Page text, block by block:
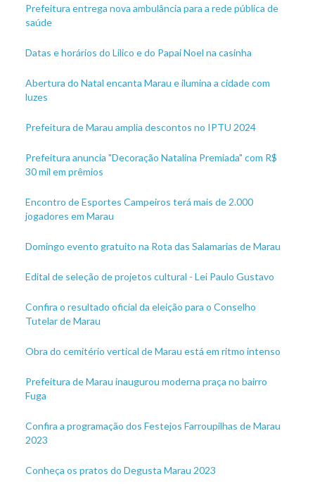
Prefeitura entrega nova ambulância para a rede pública de
saúde
Datas e horários do Lilico e do Papai Noel na casinha
Abertura do Natal encanta Marau e ilumina a cidade com
luzes
Prefeitura de Marau amplia descontos no IPTU 2024
Prefeitura anuncia "Decoração Natalina Premiada" com R$
30 mil em prêmios
Encontro de Esportes Campeiros terá mais de 2.000
jogadores em Marau
Domingo evento gratuito na Rota das Salamarias de Marau
Edital de seleção de projetos cultural - Lei Paulo Gustavo
Confira o resultado oficial da eleição para o Conselho
Tutelar de Marau
Obra do cemitério vertical de Marau está em ritmo intenso
Prefeitura de Marau inaugurou moderna praça no bairro
Fuga
Confira a programação dos Festejos Farroupilhas de Marau
2023
Conheça os pratos do Degusta Marau 2023